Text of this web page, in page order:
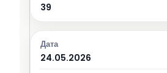
39
24.05.2026